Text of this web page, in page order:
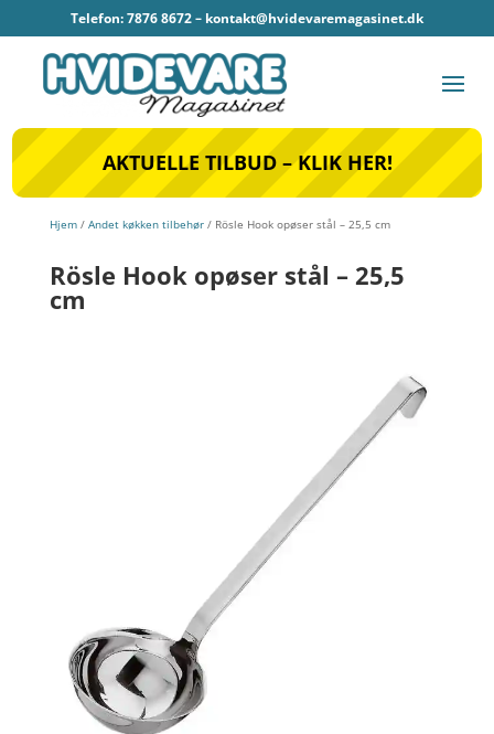
Telefon: 7876 8672 – kontakt@hvidevaremagasinet.dk
AKTUELLE TILBUD – KLIK HER!
Hjem/ Andet køkken tilbehør/ Rösle Hook opøser stål – 25,5 cm
Rösle Hook opøser stål – 25,5
cm